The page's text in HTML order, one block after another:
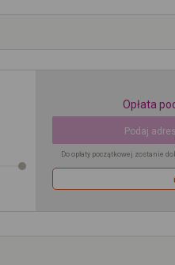
Opłata
Podaj
Do opłaty początkowej zostanie